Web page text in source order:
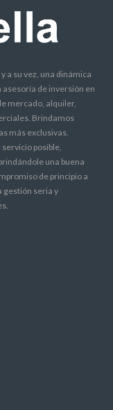
a su vez, una dinámica
de inversión en
mercado, alquiler,
Brindamos
más exclusivas.
posible,
una buena
de principio a
gestión seria y